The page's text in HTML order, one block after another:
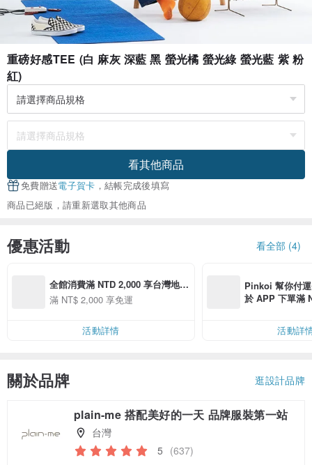
重磅好感TEE (白 麻灰 深藍 黑 螢光橘 螢光綠 螢光藍 紫 粉
紅)
看其他商品
免費贈送電子賀卡 ，結帳完成後填寫
商品已絕版，請重新選取其他商品
優惠活動 看全部 (4)
全館消費滿 NTD 2,000 享台灣地區
免運費
滿 NT$ 2,000 享免運
活動詳情
Pinkoi 幫你付
於 APP 下單滿
活動詳
關於品牌 逛設計品牌
plain-me 搭配美好的一天 品牌服裝第一站
台灣
5 (637)